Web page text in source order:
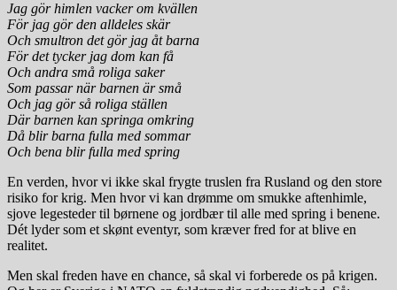
Jag gör himlen vacker om kvällen
För jag gör den alldeles skär
Och smultron det gör jag åt barna
För det tycker jag dom kan få
Och andra små roliga saker
Som passar när barnen är små
Och jag gör så roliga ställen
Där barnen kan springa omkring
Då blir barna fulla med sommar
Och bena blir fulla med spring
En verden, hvor vi ikke skal frygte truslen fra Rusland og den store
risiko for krig. Men hvor vi kan drømme om smukke aftenhimle,
sjove legesteder til børnene og jordbær til alle med spring i benene.
Dét lyder som et skønt eventyr, som kræver fred for at blive en
realitet.
Men skal freden have en chance, så skal vi forberede os på krigen.